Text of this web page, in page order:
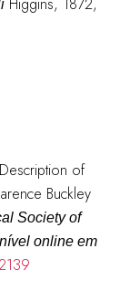
of
Buckley
Society of
online em